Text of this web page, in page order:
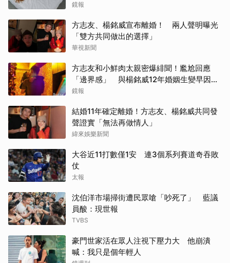
鏡報
方志友、楊銘威宣布離婚！ 兩人聲明曝光
「雙方共同做出的選擇」
華視新聞
方志友和小鮮肉太親密爆緋聞！尷尬回應
「邊界感」 與楊銘威12年婚姻生變早因
「這問題」洩端倪
鏡報
結婚11年確定離婚！方志友、楊銘威共同發
聲證實「無法再做情人」
緯來娛樂新聞
大谷近11打數僅1安 連3個系列賽道奇吞敗
仗
太報
沈伯洋市場掃街遭民眾嗆「吵死了」 藍議
員酸：現世報
TVBS
豪門世家活在眾人注視下壓力大 他崩潰
喊：我只是個年輕人